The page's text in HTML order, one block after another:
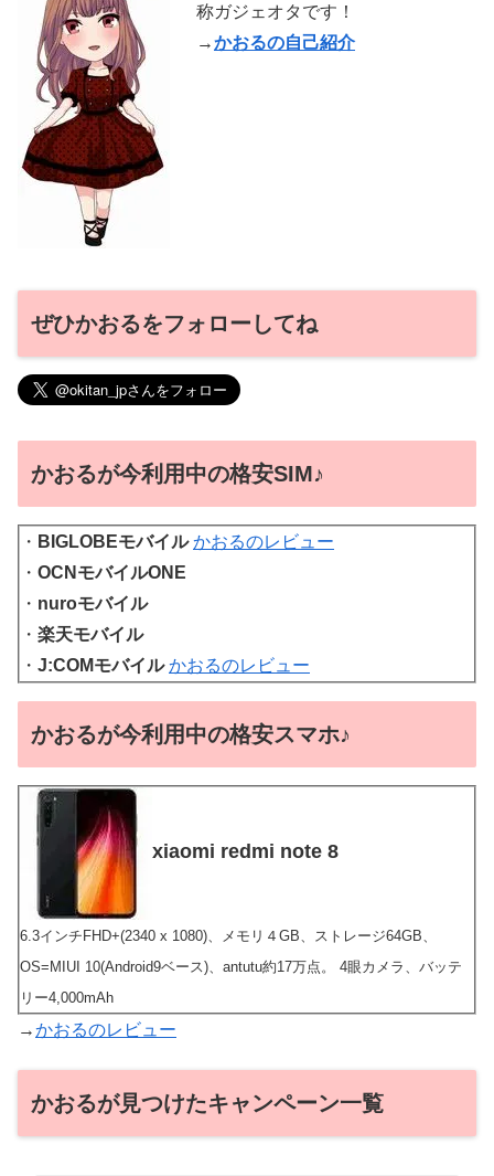
称ガジェオタです！
→かおるの自己紹介
ぜひかおるをフォローしてね
かおるが今利用中の格安SIM♪
・ BIGLOBEモバイル かおるのレビュー
・ OCNモバイルONE
・ nuroモバイル
・ 楽天モバイル
・ J:COMモバイル かおるのレビュー
かおるが今利用中の格安スマホ♪
xiaomi redmi note 8
6.3インチFHD+(2340 x 1080)、メモリ４GB、ストレージ64GB、
OS=MIUI 10(Android9ベース)、antutu約17万点。 4眼カメラ、バッテ
リー4,000mAh
→かおるのレビュー
かおるが見つけたキャンペーン一覧